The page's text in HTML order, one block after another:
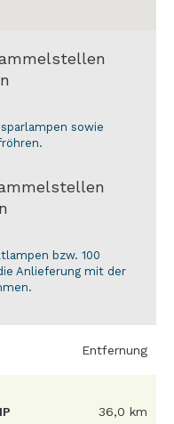
sowie
bzw. 100
Anlieferung mit der
Entfernung
36,0 km